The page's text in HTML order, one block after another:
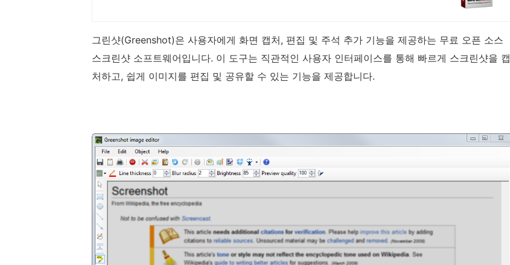
그린샷(Greenshot)은 사용자에게 화면 캡처, 편집 및 주석 추가 기능을 제공하는 무료 오픈 소스
스크린샷 소프트웨어입니다. 이 도구는 직관적인 사용자 인터페이스를 통해 빠르게 스크린샷을 캡
처하고, 쉽게 이미지를 편집 및 공유할 수 있는 기능을 제공합니다.